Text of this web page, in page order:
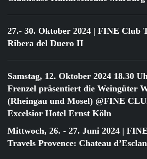
27.- 30. Oktober 2024 | FINE Club
Ribera del Duero II
Samstag, 12. Oktober 2024 18.30
Frenzel präsentiert die Weingüter
(Rheingau und Mosel) @FINE
Excelsior Hotel Ernst Köln
Mittwoch, 26. - 27. Juni 2024 |
Travels Provence: Chateau